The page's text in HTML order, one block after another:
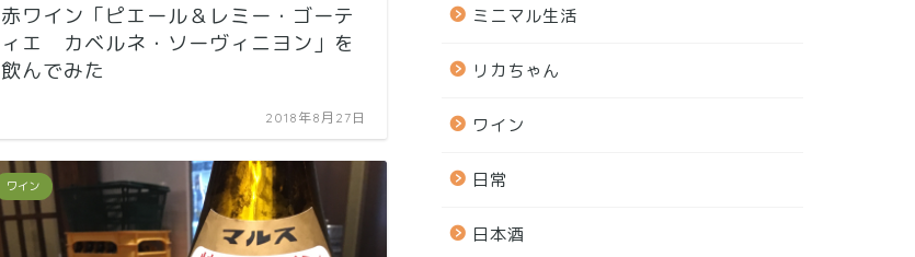
赤ワイン「ピエール＆レミー・ゴーテ
ィエ カベルネ・ソーヴィニヨン」を
飲んでみた
2018年8月27日
ワイン
ミニマル生活
リカちゃん
ワイン
日常
日本酒